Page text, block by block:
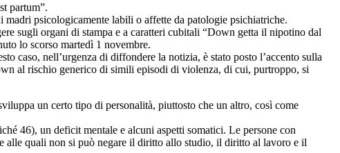
partum”.
psicologicamente labili o affette da patologie psichiatriche.
sugli organi di stampa e a caratteri cubitali “Down getta il nipotino dal
lo scorso martedì 1 novembre.
caso, nell’urgenza di diffondere la notizia, è stato posto l’accento sulla
al rischio generico di simili episodi di violenza, di cui, purtroppo, si
un certo tipo di personalità, piuttosto che un altro, così come
46), un deficit mentale e alcuni aspetti somatici. Le persone con
alle quali non si può negare il diritto allo studio, il diritto al lavoro e il